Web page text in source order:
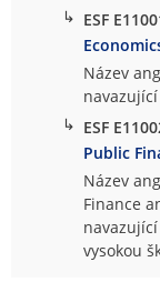
↳ ESF
Název
↳ ESF
Public
Název
Finance
vysokou